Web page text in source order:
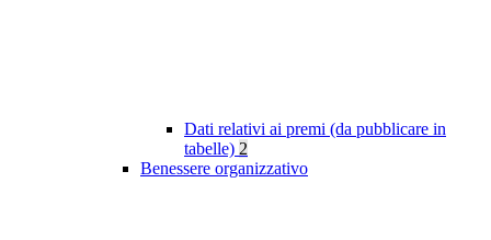
Dati relativi ai premi (da pubblicare in
tabelle) 2
Benessere organizzativo